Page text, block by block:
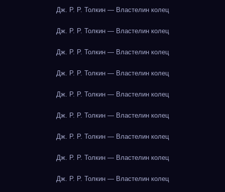
Дж. Р. Р. Толкин — Властелин колец
Дж. Р. Р. Толкин — Властелин колец
Дж. Р. Р. Толкин — Властелин колец
Дж. Р. Р. Толкин — Властелин колец
Дж. Р. Р. Толкин — Властелин колец
Дж. Р. Р. Толкин — Властелин колец
Дж. Р. Р. Толкин — Властелин колец
Дж. Р. Р. Толкин — Властелин колец
Дж. Р. Р. Толкин — Властелин колец